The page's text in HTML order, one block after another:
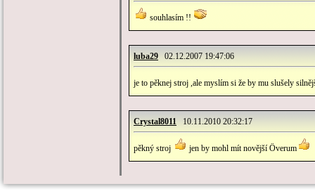
souhlasím !!
luba29 02.12.2007 19:47:06
je to pěknej stroj ,ale myslím si že by mu slušely
Crystal8011 10.11.2010 20:32:17
pěkný stroj jen by mohl mít novější Överum